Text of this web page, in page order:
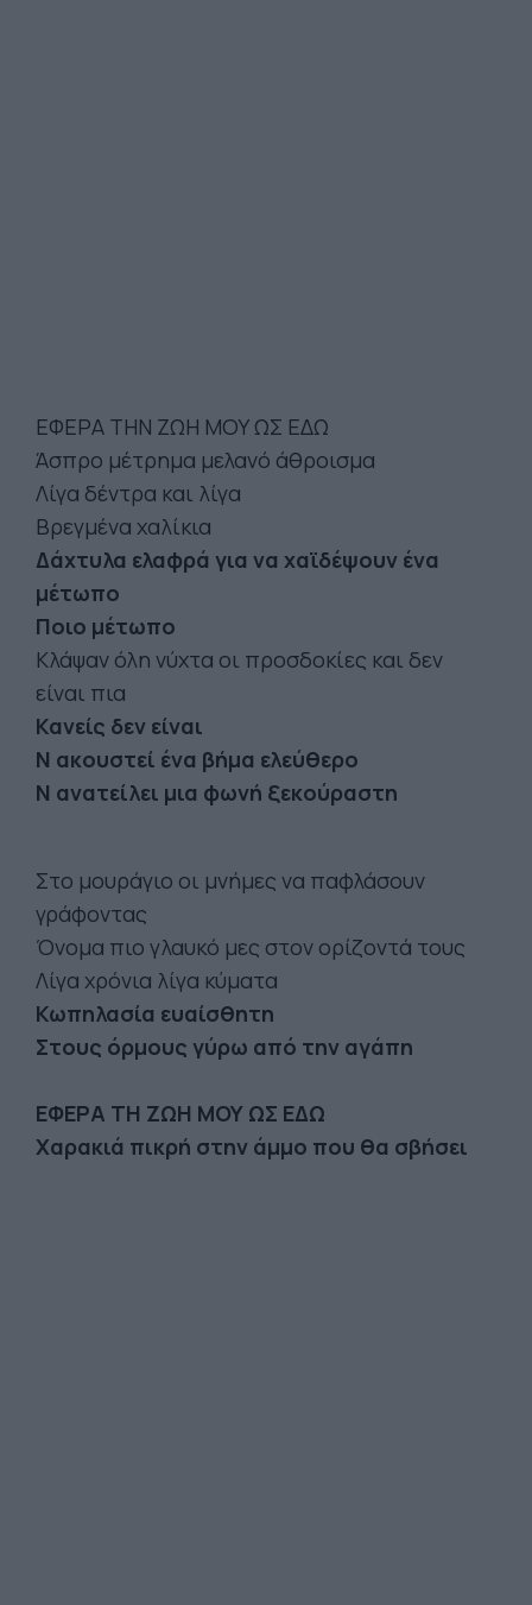
ΕΦΕΡΑ ΤΗΝ ΖΩΗ ΜΟΥ ΩΣ ΕΔΩ
Άσπρο μέτρημα μελανό άθροισμα
Λίγα δέντρα και λίγα
Βρεγμένα χαλίκια
Δάχτυλα ελαφρά για να χαϊδέψουν ένα
μέτωπο
Ποιο μέτωπο
Κλάψαν όλη νύχτα οι προσδοκίες και δεν
είναι πια
Κανείς δεν είναι
Ν ακουστεί ένα βήμα ελεύθερο
Ν ανατείλει μια φωνή ξεκούραστη
Στο μουράγιο οι μνήμες να παφλάσουν
γράφοντας
Όνομα πιο γλαυκό μες στον ορίζοντά τους
Λίγα χρόνια λίγα κύματα
Κωπηλασία ευαίσθητη
Στους όρμους γύρω από την αγάπη
ΕΦΕΡΑ ΤΗ ΖΩΗ ΜΟΥ ΩΣ ΕΔΩ
Χαρακιά πικρή στην άμμο που θα σβήσει